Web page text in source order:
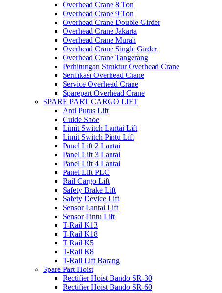
Overhead Crane 8 Ton
Overhead Crane 9 Ton
Overhead Crane Double Girder
Overhead Crane Jakarta
Overhead Crane Murah
Overhead Crane Single Girder
Overhead Crane Tangerang
Perhitungan Struktur Overhead Crane
Serifikasi Overhead Crane
Service Overhead Crane
Sparepart Overhead Crane
SPARE PART CARGO LIFT
Anti Putus Lift
Guide Shoe
Limit Switch Lantai Lift
Limit Switch Pintu Lift
Panel Lift 2 Lantai
Panel Lift 3 Lantai
Panel Lift 4 Lantai
Panel Lift PLC
Rail Cargo Lift
Safety Brake Lift
Safety Device Lift
Sensor Lantai Lift
Sensor Pintu Lift
T-Rail K13
T-Rail K18
T-Rail K5
T-Rail K8
T-Rail Lift Barang
Spare Part Hoist
Rectifier Hoist Bando SR-30
Rectifier Hoist Bando SR-60